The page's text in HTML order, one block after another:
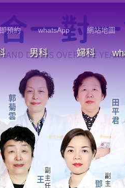
預約 whatsApp 網站地圖
男科 婦科